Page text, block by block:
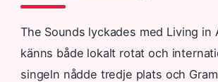
The Sounds lyckades med Living
känns både lokalt rotat och
singeln nådde tredje plats och